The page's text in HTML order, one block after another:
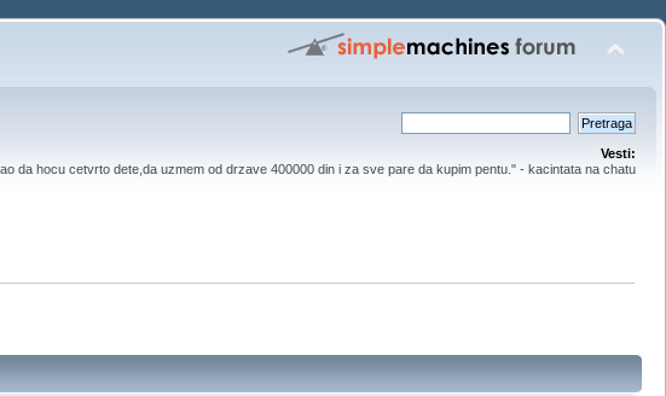
Vesti:
da hocu cetvrto dete,da uzmem od drzave 400000 din i za sve pare da kupim pentu." - kacintata na chatu